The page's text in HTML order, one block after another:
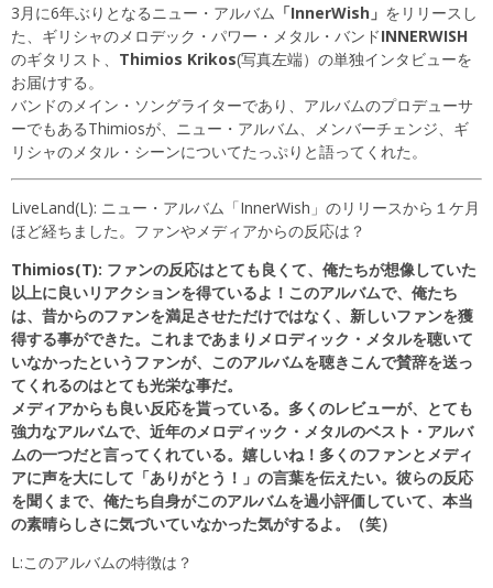
3月に6年ぶりとなるニュー・アルバム 「InnerWish」 をリリースし
た、ギリシャのメロデック・パワー・メタル・バンドINNERWISH
のギタリスト、 Thimios Krikos(写真左端）の単独インタビューを
お届けする。
バンドのメイン・ソングライターであり、アルバムのプロデューサ
ーでもあるThimiosが、ニュー・アルバム、メンバーチェンジ、ギ
リシャのメタル・シーンについてたっぷりと語ってくれた。
LiveLand(L): ニュー・アルバム「InnerWish」のリリースから１ケ月
ほど経ちました。ファンやメディアからの反応は？
Thimios(T): ファンの反応はとても良くて、俺たちが想像していた
以上に良いリアクションを得ているよ！このアルバムで、俺たち
は、昔からのファンを満足させただけではなく、新しいファンを獲
得する事ができた。これまであまりメロディック・メタルを聴いて
いなかったというファンが、このアルバムを聴きこんで賛辞を送っ
てくれるのはとても光栄な事だ。
メディアからも良い反応を貰っている。多くのレビューが、とても
強力なアルバムで、近年のメロディック・メタルのベスト・アルバ
ムの一つだと言ってくれている。嬉しいね！多くのファンとメディ
アに声を大にして「ありがとう！」の言葉を伝えたい。彼らの反応
を聞くまで、俺たち自身がこのアルバムを過小評価していて、本当
の素晴らしさに気づいていなかった気がするよ。（笑）
L:このアルバムの特徴は？